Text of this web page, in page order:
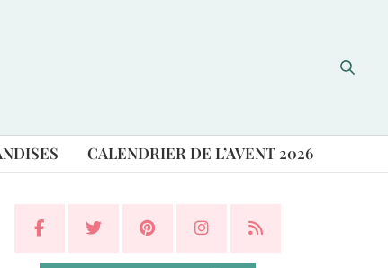
CALENDRIER DE L’AVENT 2026